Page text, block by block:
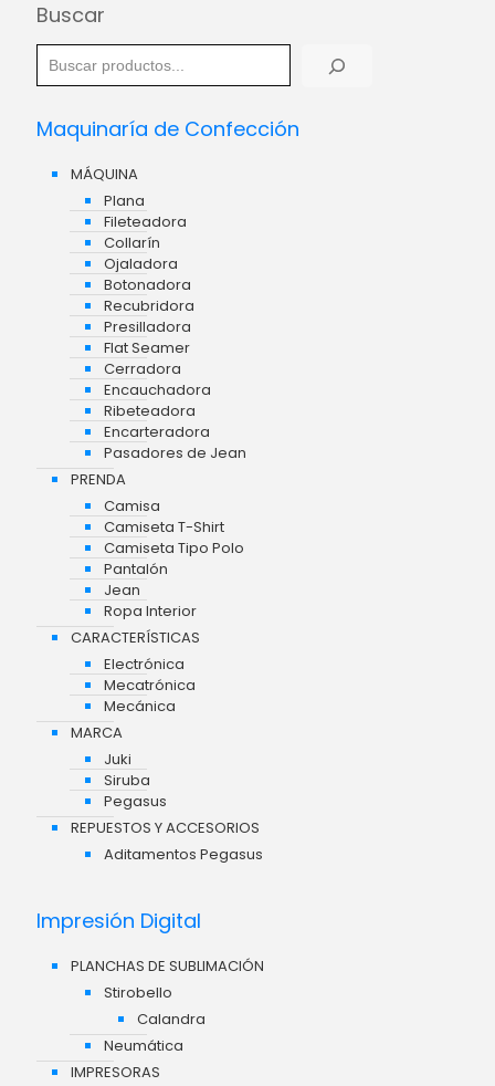
Buscar
Maquinaría de Confección
MÁQUINA
Plana
Fileteadora
Collarín
Ojaladora
Botonadora
Recubridora
Presilladora
Flat Seamer
Cerradora
Encauchadora
Ribeteadora
Encarteradora
Pasadores de Jean
PRENDA
Camisa
Camiseta T-Shirt
Camiseta Tipo Polo
Pantalón
Jean
Ropa Interior
CARACTERÍSTICAS
Electrónica
Mecatrónica
Mecánica
MARCA
Juki
Siruba
Pegasus
REPUESTOS Y ACCESORIOS
Aditamentos Pegasus
Impresión Digital
PLANCHAS DE SUBLIMACIÓN
Stirobello
Calandra
Neumática
IMPRESORAS